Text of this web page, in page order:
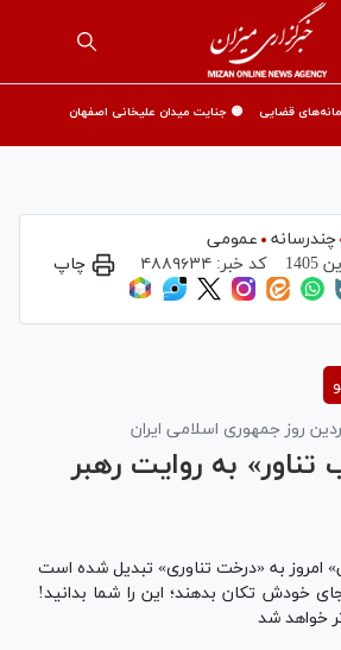
قضایی 🟡 جنایت میدان علیخانی اصفهان
چندرسانه
عمومی
کد خبر:۴۸۸۹۶۳۴ چاپ
Video
تناور» به روایت رهبر
امروز به «درخت تناوری» تبدیل شده است
جای خودش تکان بدهند؛ این را شما بدانید!
خواهد شد